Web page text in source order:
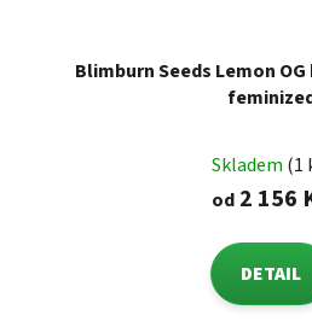
Blimburn Seeds Lemon
Skladem (1
od 2 156
DETAIL